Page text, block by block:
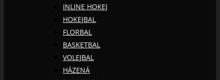
INLINE HOKEJ
HOKEJBAL
FLORBAL
BASKETBAL
VOLEJBAL
HÁZENÁ